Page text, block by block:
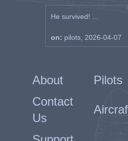
He survived! ...
on: pilots, 2026-04-07
About Pilots
Contact
Us